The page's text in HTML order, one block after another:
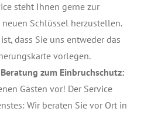
steht Ihnen gerne zur
Schlüssel herzustellen.
dass Sie uns entweder das
vorlegen.
zum Einbruchschutz:
Gästen vor! Der Service
Wir beraten Sie vor Ort in